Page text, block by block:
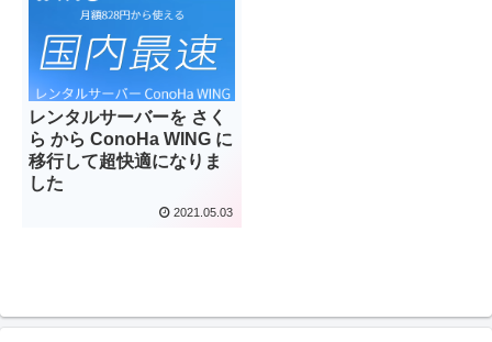
レンタルサーバーを さく
ら から ConoHa WING に
移行して超快適になりま
した
2021.05.03